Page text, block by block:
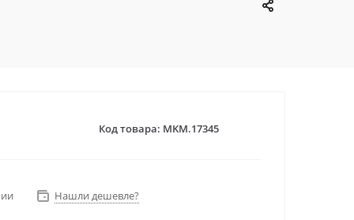
Код товара: MKM.17345
Нашли дешевле?